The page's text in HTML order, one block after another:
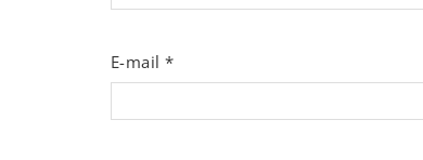
E-mail*